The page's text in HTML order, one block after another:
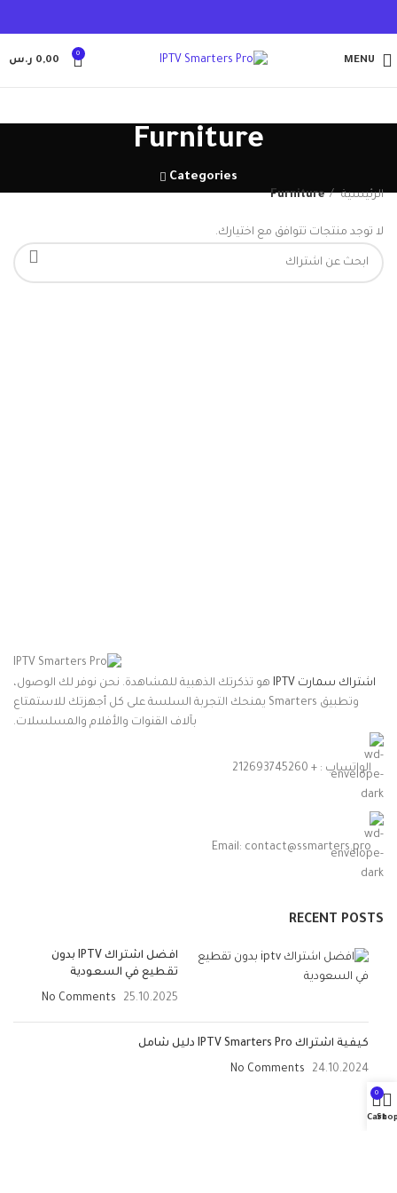
MENU
0
0,00 ر.س
Furniture
Categories
VULUTATE DUIRA PARTURENT MIRA
Suspedise ullamcorper dis nisl ipsu habitasse nam parturent
fusce tique.
الرئيسية Furniture
لا توجد منتجات تتوافق مع اختيارك.
اشتراك سمارت IPTV
هو تذكرتك الذهبية للمشاهدة. نحن نوفر لك الوصول،
وتطبيق Smarters يمنحك التجربة السلسة على كل أجهزتك للاستمتاع
بآلاف القنوات والأفلام والمسلسلات.
الواتساب : + 212693745260
Email: contact@ssmarters.pro
RECENT POSTS
افضل اشتراك IPTV بدون
تقطيع في السعودية
25.10.2025
No Comments
كيفية اشتراك IPTV Smarters Pro دليل شامل
24.10.2024
No Comments
0
Cart